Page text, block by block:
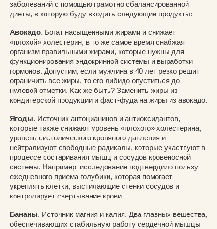
заболеваний с помощью грамотно сбалансированной
диеты, в которую буду входить следующие продукты:
Авокадо. Богат насыщенными жирами и снижает
«плохой» холестерин, в то же самое время снабжая
организм правильными жирами, которые нужны для
функционирования эндокринной системы и выработки
гормонов. Допустим, если мужчина в 40 лет резко решит
ограничить все жиры, то его либидо опуститься до
нулевой отметки. Как же быть? Заменить жиры из
кондитерской продукции и фаст-фуда на жиры из авокадо.
Ягоды. Источник антоцианинов и антиоксидантов,
которые также снижают уровень «плохого» холестерина,
уровень систолического кровяного давления и
нейтрализуют свободные радикалы, которые участвуют в
процессе состаривания мышц и сосудов кровеносной
системы. Например, исследование подтвердило пользу
ежедневного приема голубики, которая помогает
укреплять клетки, выстилающие стенки сосудов и
контролирует свертывание крови.
Бананы. Источник магния и калия. Два главных вещества,
обеспечивающих стабильную работу сердечной мышцы